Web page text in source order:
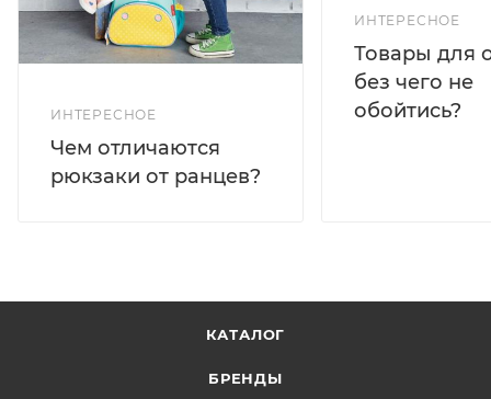
ИНТЕРЕСНОЕ
Чем отличаются
рюкзаки от ранцев?
ИНТЕРЕСНОЕ
Товары для
без чего не
обойтись?
КАТАЛОГ
БРЕНДЫ